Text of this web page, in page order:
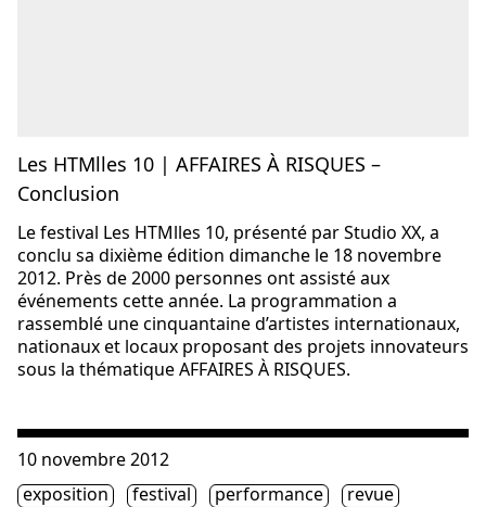
Les HTMlles 10 | AFFAIRES À RISQUES –
Conclusion
Le festival Les HTMlles 10, présenté par Studio XX, a
conclu sa dixième édition dimanche le 18 novembre
2012. Près de 2000 personnes ont assisté aux
événements cette année. La programmation a
rassemblé une cinquantaine d’artistes internationaux,
nationaux et locaux proposant des projets innovateurs
sous la thématique AFFAIRES À RISQUES.
Consulter « Soirée d’ouverture du Festival Les HTMlles 10
10 novembre 2012
Étiquette(s)
exposition festival performance revue